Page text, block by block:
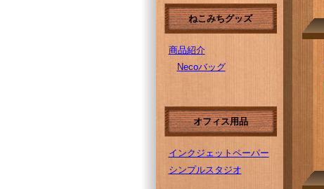
ねこみちグッズ
商品紹介
Necoバッグ
オフィス用品
インクジェットペーパー
シンプルスタジオ